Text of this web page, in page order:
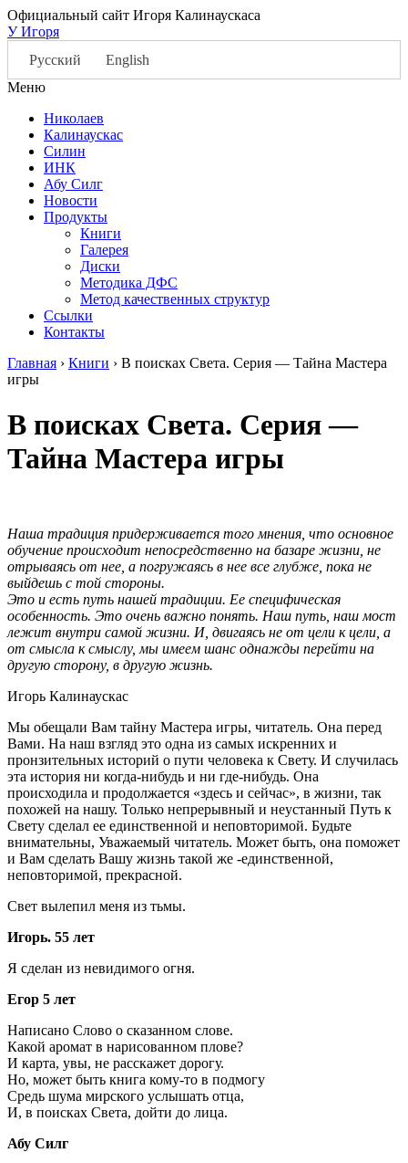
Официальный сайт Игоря Калинаускаса
У Игоря
Русский
English
Меню
Николаев
Калинаускас
Силин
ИНК
Абу Силг
Новости
Продукты
Книги
Галерея
Диски
Методика ДФС
Метод качественных структур
Ссылки
Контакты
Главная › Книги › В поисках Света. Серия — Тайна Мастера
игры
В поисках Света. Серия —
Тайна Мастера игры
Наша традиция придерживается того мнения, что основное
обучение происходит непосредственно на базаре жизни, не
отрываясь от нее, а погружаясь в нее все глубже, пока не
выйдешь с той стороны.
Это и есть путь нашей традиции. Ее специфическая
особенность. Это очень важно понять. Наш путь, наш мост
лежит внутри самой жизни. И, двигаясь не от цели к цели, а
от смысла к смыслу, мы имеем шанс однажды перейти на
другую сторону, в другую жизнь.
Игорь Калинаускас
Мы обещали Вам тайну Мастера игры, читатель. Она перед
Вами. На наш взгляд это одна из самых искренних и
пронзительных историй о пути человека к Свету. И случилась
эта история ни когда-нибудь и ни где-нибудь. Она
происходила и продолжается «здесь и сейчас», в жизни, так
похожей на нашу. Только непрерывный и неустанный Путь к
Свету сделал ее единственной и неповторимой. Будьте
внимательны, Уважаемый читатель. Может быть, она поможет
и Вам сделать Вашу жизнь такой же -единственной,
неповторимой, прекрасной.
Свет вылепил меня из тьмы.
Игорь. 55 лет
Я сделан из невидимого огня.
Егор 5 лет
Написано Слово о сказанном слове.
Какой аромат в нарисованном плове?
И карта, увы, не расскажет дорогу.
Но, может быть книга кому-то в подмогу
Средь шума мирского услышать отца,
И, в поисках Света, дойти до лица.
Абу Силг